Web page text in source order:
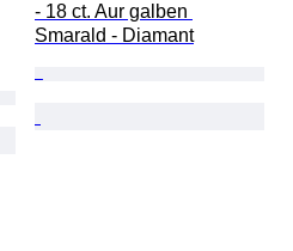
- 18 ct. Aur galben
Smarald - Diamant